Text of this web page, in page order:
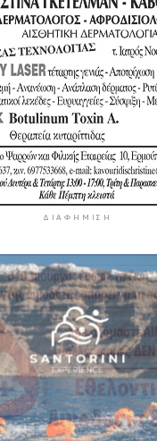
ΔΙΑΦΉΜΙΣΗ